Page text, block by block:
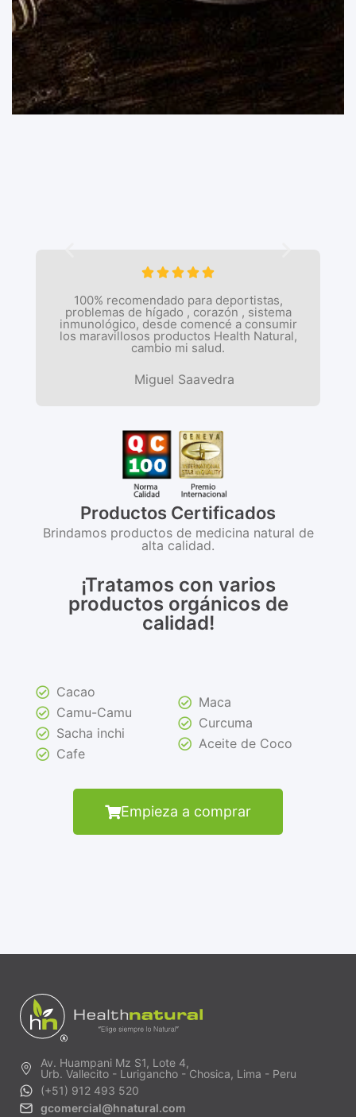

100% recomendado para deportistas,
problemas de hígado , corazón , sistema
inmunológico, desde comencé a consumir
los maravillosos productos Health Natural,
cambio mi salud.
Miguel Saavedra
Productos Certificados
Brindamos productos de medicina natural de
alta calidad.
¡Tratamos con varios
productos orgánicos de
calidad!
Cacao
Camu-Camu
Sacha inchi
Cafe
Maca
Curcuma
Aceite de Coco
Empieza a comprar
Av. Huampani Mz S1, Lote 4,
Urb. Vallecito - Lurigancho - Chosica, Lima - Peru
(+51) 912 493 520
gcomercial@hnatural.com